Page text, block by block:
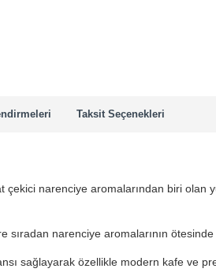
Taksit Seçenekleri
çekici narenciye aromalarından biri
narenciye aromalarının
sağlayarak özellikle modern kafe ve